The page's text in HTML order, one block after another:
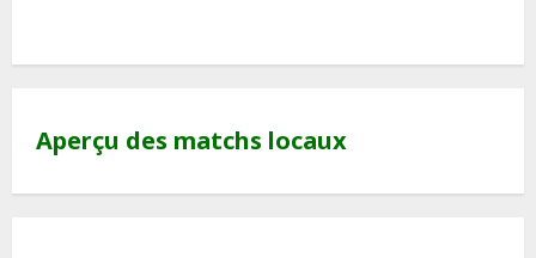
Aperçu des matchs locaux